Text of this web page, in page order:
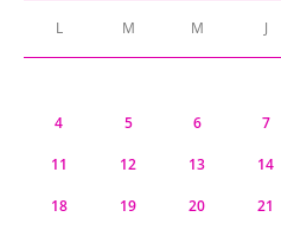
L M M J
4 5 6 7
11 12 13 14
18 19 20 21